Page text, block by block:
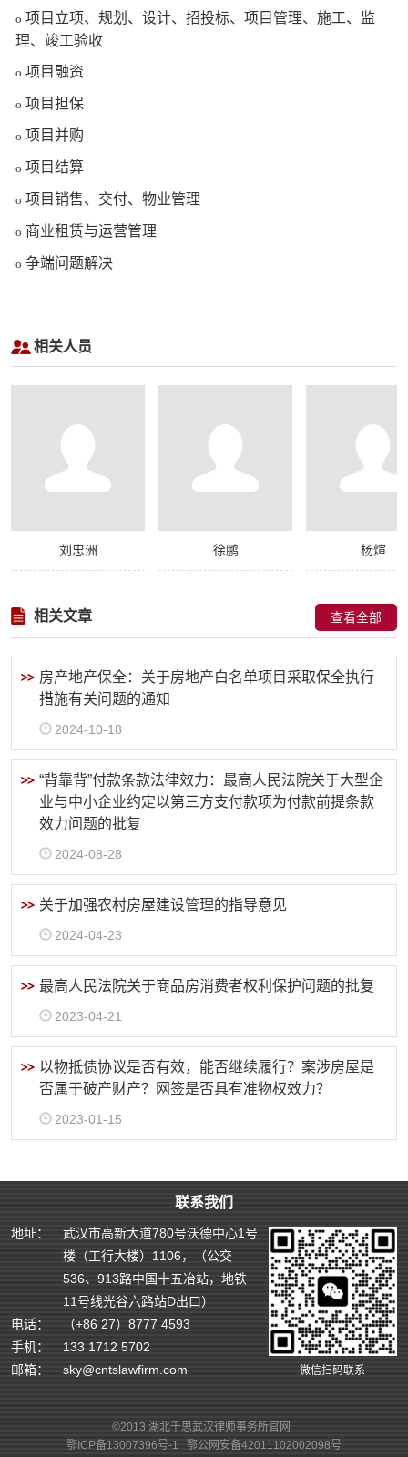
o 项目立项、规划、设计、招投标、项目管理、施工、监
理、竣工验收
o 项目融资
o 项目担保
o 项目并购
o 项目结算
o 项目销售、交付、物业管理
o 商业租赁与运营管理
o 争端问题解决
相关人员
刘忠洲 徐鹏 杨煊
查看全部
相关文章
房产地产保全：关于房地产白名单项目采取保全执行
措施有关问题的通知
2024-10-18
“背靠背”付款条款法律效力：最高人民法院关于大型企
业与中小企业约定以第三方支付款项为付款前提条款
效力问题的批复
2024-08-28
关于加强农村房屋建设管理的指导意见
2024-04-23
最高人民法院关于商品房消费者权利保护问题的批复
2023-04-21
以物抵债协议是否有效，能否继续履行？案涉房屋是
否属于破产财产？网签是否具有准物权效力？
2023-01-15
联系我们
地址：
武汉市高新大道780号沃德中心1号
楼（工行大楼）1106，（公交
536、913路中国十五冶站，地铁
11号线光谷六路站D出口）
电话：
（+86 27）8777 4593
手机：
133 1712 5702
邮箱：
sky@cntslawfirm.com 微信扫码联系
©2013 湖北千思武汉律师事务所官网
鄂ICP备13007396号-1
鄂公网安备42011102002098号